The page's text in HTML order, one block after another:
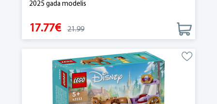
2025 gada modelis
17.77€ 21.99